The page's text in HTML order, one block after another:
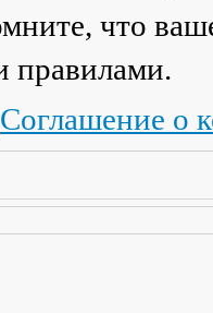
что
правилами.
Соглашение о